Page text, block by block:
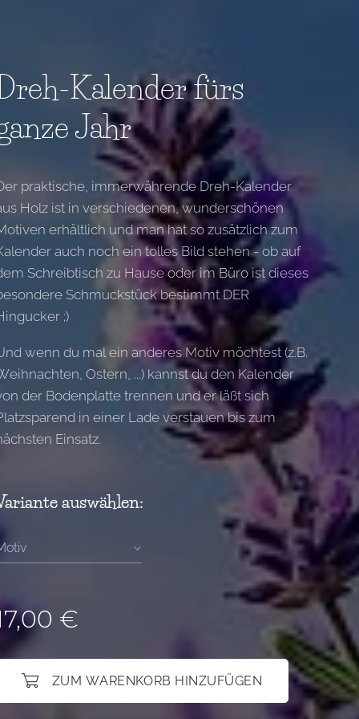
Kalender fürs
Jahr
praktische, immerwährende Dreh-Kalender
Holz ist in verschiedenen, wunderschönen
erhältlich und man hat so zusätzlich zum
auch noch ein tolles Bild stehen - ob auf
Schreibtisch zu Hause oder im Büro ist dieses
Schmuckstück bestimmt DER
;)
wenn du mal ein anderes Motiv möchtest (z.B.
Ostern, ...) kannst du den Kalender
der Bodenplatte trennen und er läßt sich
in einer Lade verstauen bis zum
Einsatz.
auswählen:
€
ZUM WARENKORB HINZUFÜGEN